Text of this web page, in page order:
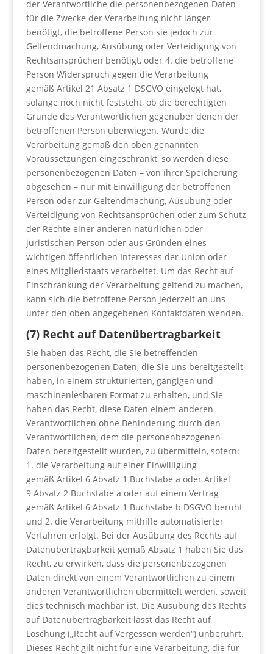
der Verantwortliche die personenbezogenen Daten
für die Zwecke der Verarbeitung nicht länger
benötigt, die betroffene Person sie jedoch zur
Geltendmachung, Ausübung oder Verteidigung von
Rechtsansprüchen benötigt, oder 4. die betroffene
Person Widerspruch gegen die Verarbeitung
gemäß Artikel 21 Absatz 1 DSGVO eingelegt hat,
solange noch nicht feststeht, ob die berechtigten
Gründe des Verantwortlichen gegenüber denen der
betroffenen Person überwiegen. Wurde die
Verarbeitung gemäß den oben genannten
Voraussetzungen eingeschränkt, so werden diese
personenbezogenen Daten – von ihrer Speicherung
abgesehen – nur mit Einwilligung der betroffenen
Person oder zur Geltendmachung, Ausübung oder
Verteidigung von Rechtsansprüchen oder zum Schutz
der Rechte einer anderen natürlichen oder
juristischen Person oder aus Gründen eines
wichtigen öffentlichen Interesses der Union oder
eines Mitgliedstaats verarbeitet. Um das Recht auf
Einschränkung der Verarbeitung geltend zu machen,
kann sich die betroffene Person jederzeit an uns
unter den oben angegebenen Kontaktdaten wenden.
(7) Recht auf Datenübertragbarkeit
Sie haben das Recht, die Sie betreffenden
personenbezogenen Daten, die Sie uns bereitgestellt
haben, in einem strukturierten, gängigen und
maschinenlesbaren Format zu erhalten, und Sie
haben das Recht, diese Daten einem anderen
Verantwortlichen ohne Behinderung durch den
Verantwortlichen, dem die personenbezogenen
Daten bereitgestellt wurden, zu übermitteln, sofern:
1. die Verarbeitung auf einer Einwilligung
gemäß Artikel 6 Absatz 1 Buchstabe a oder Artikel
9 Absatz 2 Buchstabe a oder auf einem Vertrag
gemäß Artikel 6 Absatz 1 Buchstabe b DSGVO beruht
und 2. die Verarbeitung mithilfe automatisierter
Verfahren erfolgt. Bei der Ausübung des Rechts auf
Datenübertragbarkeit gemäß Absatz 1 haben Sie das
Recht, zu erwirken, dass die personenbezogenen
Daten direkt von einem Verantwortlichen zu einem
anderen Verantwortlichen übermittelt werden, soweit
dies technisch machbar ist. Die Ausübung des Rechts
auf Datenübertragbarkeit lässt das Recht auf
Löschung („Recht auf Vergessen werden“) unberührt.
Dieses Recht gilt nicht für eine Verarbeitung, die für